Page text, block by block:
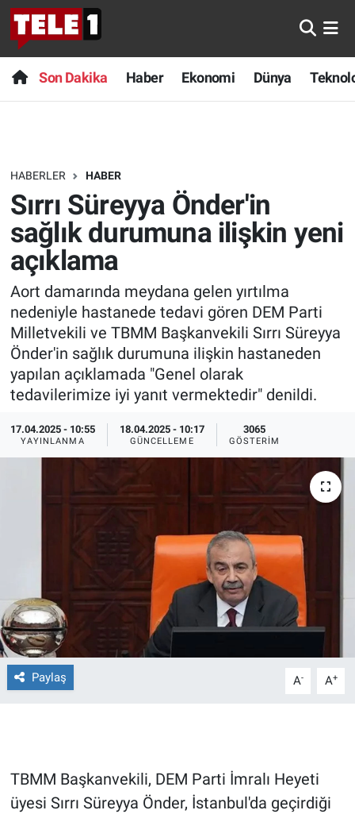
Son Dakika Haber Ekonomi Dünya
HABERLER HABER
Sırrı Süreyya Önder'in
sağlık durumuna ilişkin yeni
açıklama
Aort damarında meydana gelen yırtılma
nedeniyle hastanede tedavi gören DEM Parti
Milletvekili ve TBMM Başkanvekili Sırrı Süreyya
Önder'in sağlık durumuna ilişkin hastaneden
yapılan açıklamada "Genel olarak
tedavilerimize iyi yanıt vermektedir" denildi.
17.04.2025 - 10:55
YAYINLANMA
18.04.2025 - 10:17
GÜNCELLEME
3065
GÖSTERIM
Paylaş A- A+
TBMM Başkanvekili, DEM Parti İmralı Heyeti
üyesi Sırrı Süreyya Önder, İstanbul'da geçirdiği
Anında Manşet
Başka Sohbetler
Bilim turu
Bilim ve Teknoloji Evreni
Doğa Konuşuyor
Dünya
Ege Saati
Ege'den Esintiler
Eğitim
Ekonomi
Gerçeğin İzinde
Gün Başlıyor
Gün Bitiyor
Günün görüntüsü
Son Dakika
Haber
Dünya
Teknoloji
Sağlık
Spor
Yayın Akışı
İletişim
Nöbetçi Eczaneler
Hava Durumu
Trafik Durumu
Süper Lig Puan Durumu ve Fikstür
Tüm Manşetler
Son Dakika Haberleri
Haber Arşivi